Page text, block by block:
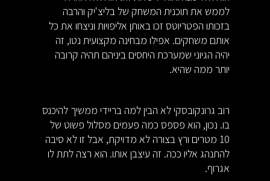
לממש את תוכנית המשחק של בליצ'יק והרבה
בזכותו הפטריוטס זכו באותן אליפויות וניצחו את כל
אותם משחקים. אפילו מבחינה מקצועית נטו, זה
יהיה הגיוני שמערכת היחסים ביניהם תהיה קרובה
יותר ממה שהיא.
רוב גרונקובסקי לא הבין למה בריידי ממשיך להיכנס
בו. נכון, הוא פספס כמה פעמים מסלול פשוט של
10 מטרים ורץ בצורה לא מדויקת, אבל זו לא סיבה
להתנהג אליו ככה. זה עיצבן אותו. הוא רצה לתת לו
אגרוף.